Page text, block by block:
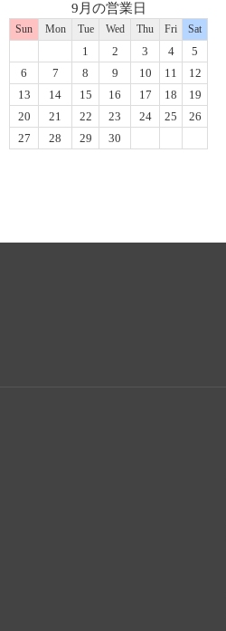
9月の営業日
Sun Mon Tue Wed Thu Fri Sat
1 2 3 4
5
6
7 8 9 10 11
12
13
14 15 16 17 18
19
20
21 22 23 24 25
26
27
28 29 30